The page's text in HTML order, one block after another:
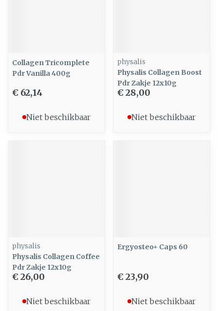
Collagen Tricomplete
Pdr Vanilla 400g
€ 62,14
Niet beschikbaar
physalis
Physalis Collagen Boost
Pdr Zakje 12x10g
€ 28,00
Niet beschikbaar
physalis
Physalis Collagen Coffee
Pdr Zakje 12x10g
€ 26,00
Niet beschikbaar
Ergyosteo+ Caps 60
€ 23,90
Niet beschikbaar